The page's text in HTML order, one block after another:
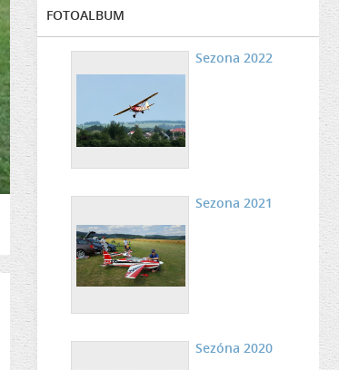
FOTOALBUM
Sezona 2022
Sezona 2021
Sezóna 2020